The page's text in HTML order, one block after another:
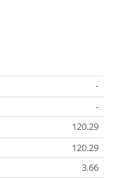
-
-
120.29
120.29
3.66